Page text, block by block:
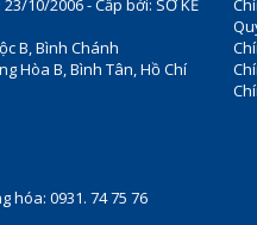
10/2006 - Cấp bởi: SỞ KẾ
B, Bình Chánh
Hòa B, Bình Tân, Hồ Chí
hóa: 0931. 74 75 76